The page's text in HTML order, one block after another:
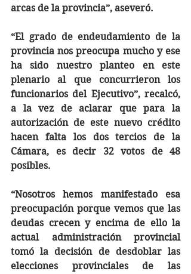
arcas de la provincia”, aseveró.
“El grado de endeudamiento de la
provincia nos preocupa mucho y ese
ha sido nuestro planteo en este
plenario al que concurrieron los
funcionarios del Ejecutivo”, recalcó,
a la vez de aclarar que para la
autorización de este nuevo crédito
hacen falta los dos tercios de la
Cámara, es decir 32 votos de 48
posibles.
“Nosotros hemos manifestado esa
preocupación porque vemos que las
deudas crecen y encima de ello la
actual administración provincial
tomó la decisión de desdoblar las
elecciones provinciales de las